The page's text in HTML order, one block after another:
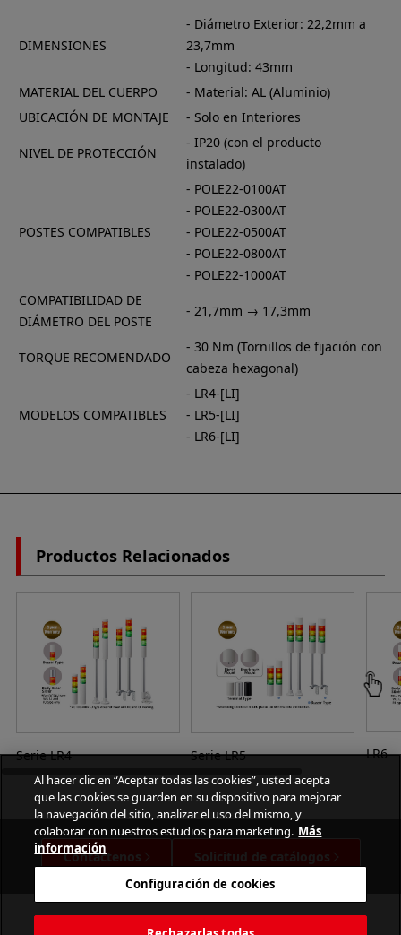
DIMENSIONES
- Diámetro Exterior: 22,2mm a
23,7mm
- Longitud: 43mm
MATERIAL DEL CUERPO
- Material: AL (Aluminio)
UBICACIÓN DE MONTAJE
- Solo en Interiores
NIVEL DE PROTECCIÓN
- IP20 (con el producto
instalado)
POSTES COMPATIBLES
- POLE22-0100AT
- POLE22-0300AT
- POLE22-0500AT
- POLE22-0800AT
- POLE22-1000AT
COMPATIBILIDAD DE
DIÁMETRO DEL POSTE
- 21,7mm → 17,3mm
TORQUE RECOMENDADO
- 30 Nm (Tornillos de fijación con
cabeza hexagonal)
MODELOS COMPATIBLES
- LR4-[LI]
- LR5-[LI]
- LR6-[LI]
Productos Relacionados
Serie LR4 Serie LR5 LR6
Contáctenos Solicitud de catálogos
Al hacer clic en “Aceptar todas las cookies”, usted acepta
que las cookies se guarden en su dispositivo para mejorar
la navegación del sitio, analizar el uso del mismo, y
colaborar con nuestros estudios para marketing. Más
información
Configuración de cookies